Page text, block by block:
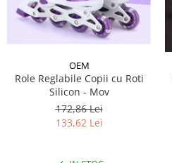
OEM
Role Reglabile Copii cu Roti
Silicon - Mov
172,86 Lei
133,62 Lei